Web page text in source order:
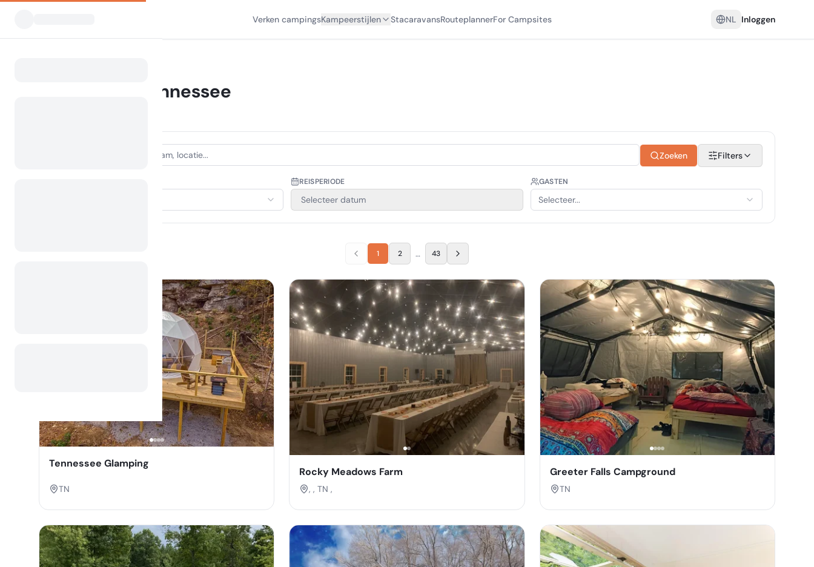
Verken campingsKampeerstijlen StacaravansRouteplannerFor Campsites NL Inloggen
Camping Tennessee
Zoeken Filters
REISPERIODE
Selecteer datum
GASTEN
Selecteer...
1 2 … 43
Tennessee Glamping
TN
Rocky Meadows Farm
, , TN ,
Greeter Falls Campground
TN